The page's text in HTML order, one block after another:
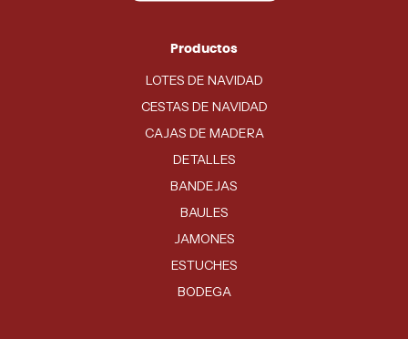
Productos
LOTES DE NAVIDAD
CESTAS DE NAVIDAD
CAJAS DE MADERA
DETALLES
BANDEJAS
BAULES
JAMONES
ESTUCHES
BODEGA